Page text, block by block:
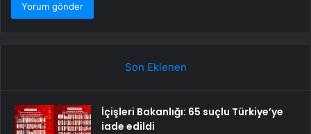
Son Eklenen
İçişleri Bakanlığı: 65 suçlu Türkiye’ye
iade edildi